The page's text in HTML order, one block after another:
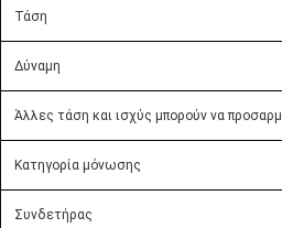
Τάση
Δύναμη
Άλλες τάση και ισχύς μπορούν να
Κατηγορία μόνωσης
Συνδετήρας